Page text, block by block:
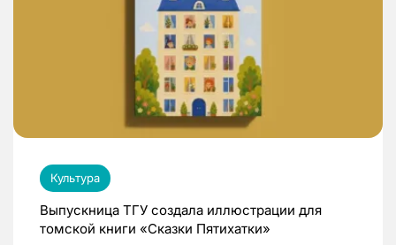
Культура
Выпускница ТГУ создала иллюстрации для
томской книги «Сказки Пятихатки»